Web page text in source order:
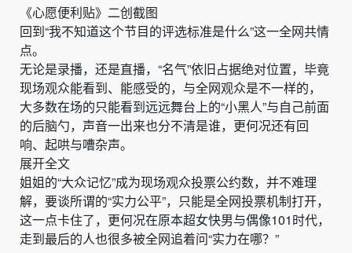
《心愿便利贴》二创截图
回到“我不知道这个节目的评选标准是什么”这一全网共情
点。
无论是录播，还是直播，“名气”依旧占据绝对位置，毕竟
现场观众能看到、能感受的，与全网观众是不一样的，
大多数在场的只能看到远远舞台上的“小黑人”与自己前面
的后脑勺，声音一出来也分不清是谁，更何况还有回
响、起哄与嘈杂声。
展开全文
姐姐的“大众记忆”成为现场观众投票公约数，并不难理
解，要谈所谓的“实力公平”，只能是全网投票机制打开，
这一点卡住了，更何况在原本超女快男与偶像101时代，
走到最后的人也很多被全网追着问“实力在哪？”